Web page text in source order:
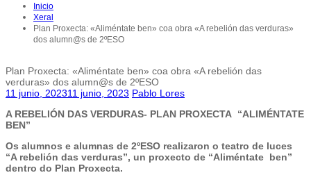
Inicio
Xeral
Plan Proxecta: «Aliméntate ben» coa obra «A rebelión das verduras»
dos alumn@s de 2ºESO
Plan Proxecta: «Aliméntate ben» coa obra «A rebelión das
verduras» dos alumn@s de 2ºESO
11 junio, 202311 junio, 2023 Pablo Lores
A REBELIÓN DAS VERDURAS- PLAN PROXECTA “ALIMÉNTATE
BEN”
Os alumnos e alumnas de 2ºESO realizaron o teatro de luces
“A rebelión das verduras”, un proxecto de “Aliméntate ben”
dentro do Plan Proxecta.